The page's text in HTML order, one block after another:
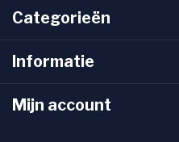
Categorieën
Informatie
Mijn account